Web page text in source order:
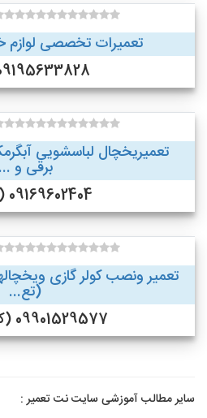
تعمیرات تخصصی لوازم
09195633828 (ازنا )
تعمیریخچال لباسشویی
برقی و ...
09169602404 (نورآباد)
تعمیر ونصب کولر گازی
(تع...
09901529577 (کوهدشت)
سایر مطالب آموزشی سایت نت تعمیر :